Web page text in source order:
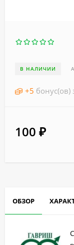
В НАЛИЧИИ
+5 бонус(ов)
100 ₽
ОБЗОР